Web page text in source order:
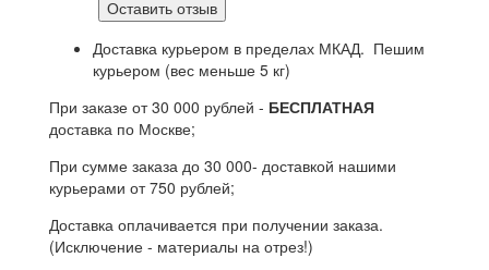
Доставка курьером в пределах МКАД. Пешим
курьером (вес меньше 5 кг)
При заказе от 30 000 рублей - БЕСПЛАТНАЯ
доставка по Москве;
При сумме заказа до 30 000- доставкой нашими
курьерами от 750 рублей;
Доставка оплачивается при получении заказа.
(Исключение - материалы на отрез!)